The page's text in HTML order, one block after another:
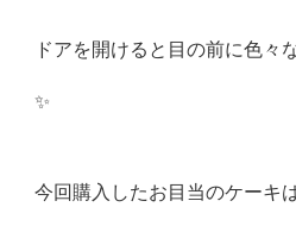
ドアを開けると目の前に色々
✨
今回購入したお目当のケーキ